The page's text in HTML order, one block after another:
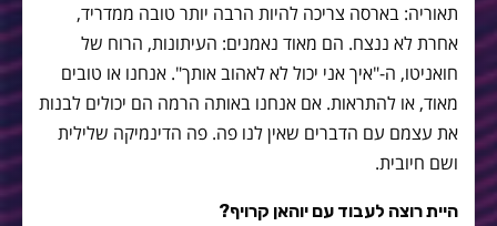
תאוריה: בארסה צריכה להיות הרבה יותר טובה ממדריד,
אחרת לא ננצח. הם מאוד נאמנים: העיתונות, הרוח של
חואניטו, ה-"איך אני יכול לא לאהוב אותך". אנחנו או טובים
מאוד, או להתראות. אם אנחנו באותה הרמה הם יכולים לבנות
את עצמם עם הדברים שאין לנו פה. פה הדינמיקה שלילית
ושם חיובית.
היית רוצה לעבוד עם יוהאן קרויף?